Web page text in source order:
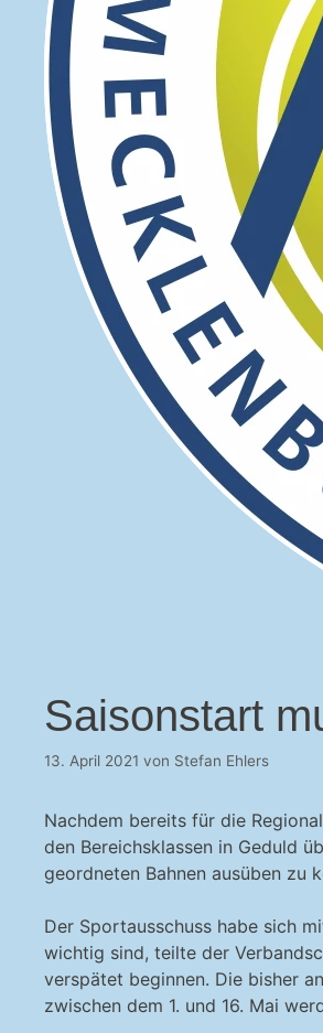
Saisonstart
13. April 2021 von Stefan Ehlers
Nachdem bereits für die
den Bereichsklassen in Geduld
geordneten Bahnen ausüben zu
Der Sportausschuss habe sich
wichtig sind, teilte der
verspätet beginnen. Die bisher
zwischen dem 1. und 16. Mai